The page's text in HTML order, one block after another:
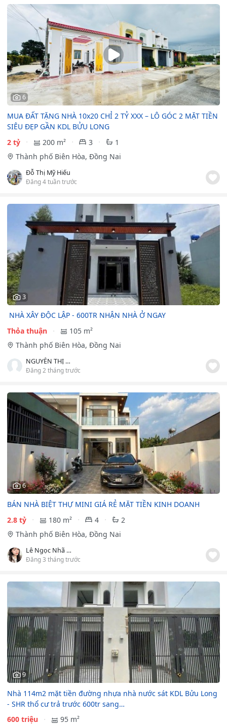
6
MUA ĐẤT TẶNG NHÀ 10x20 CHỈ 2 TỶ XXX – LÔ GÓC 2 MẶT TIỀN
SIÊU ĐẸP GẦN KDL BỬU LONG
2 tỷ
200 m² 3
1
Thành phố Biên Hòa, Đồng Nai
Đỗ Thị Mỹ Hiếu
Đăng 4 tuần trước
3
️️ NHÀ XÂY ĐỘC LẬP - 600TR NHẬN NHÀ Ở NGAY
Thỏa thuận
105 m²
Thành phố Biên Hòa, Đồng Nai
NGUYỄN THỊ MỸ DUYÊN
Đăng 2 tháng trước
6
BÁN NHÀ BIỆT THỰ MINI GIÁ RẺ MẶT TIỀN KINH DOANH
2.8 tỷ
180 m² 4
2
Thành phố Biên Hòa, Đồng Nai
Lê Ngọc Nhã Trân
Đăng 3 tháng trước
9
Nhà 114m2 mặt tiền đường nhựa nhà nước sát KDL Bửu Long
- SHR thổ cư trả trước 600tr sang…
600 triệu
95 m²